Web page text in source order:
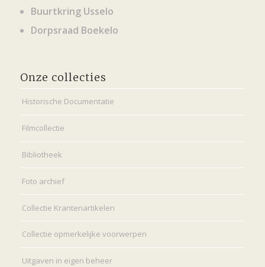
Buurtkring Usselo
Dorpsraad Boekelo
Onze collecties
Historische Documentatie
Filmcollectie
Bibliotheek
Foto archief
Collectie Krantenartikelen
Collectie opmerkelijke voorwerpen
Uitgaven in eigen beheer